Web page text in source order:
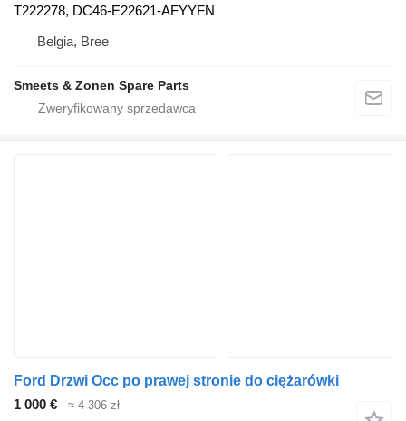
T222278, DC46-E22621-AFYYFN
Belgia, Bree
Smeets & Zonen Spare Parts
Ford Drzwi Occ po prawej stronie do ciężarówki
1 000 €
≈ 4 306 zł